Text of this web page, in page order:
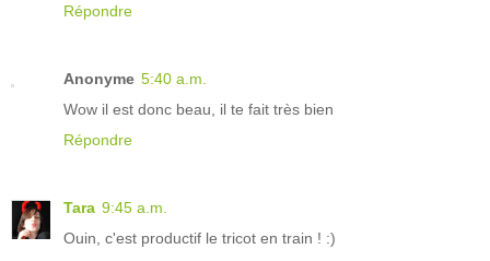
Répondre
Anonyme 5:40 a.m.
Wow il est donc beau, il te fait très bien
Répondre
Tara 9:45 a.m.
Ouin, c'est productif le tricot en train ! :)